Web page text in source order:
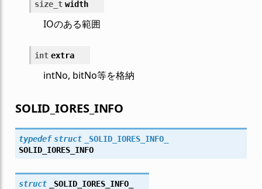
size_t width
IOのある範囲
int extra
intNo, bitNo等を格納
SOLID_IORES_INFO
typedef struct
_SOLID_IORES_INFO_
SOLID_IORES_INFO
struct _SOLID_IORES_INFO_